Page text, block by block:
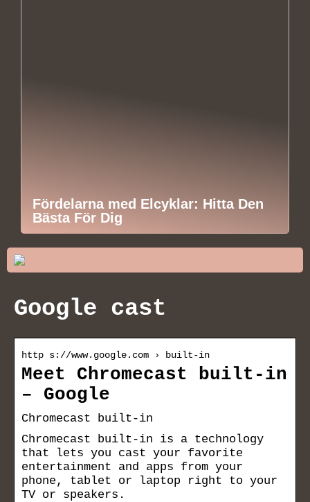
Fördelarna med Elcyklar: Hitta Den
Bästa För Dig
Google cast
http s://www.google.com › built-in
Meet Chromecast built-in
– Google
Chromecast built-in
Chromecast built-in is a technology
that lets you cast your favorite
entertainment and apps from your
phone, tablet or laptop right to your
TV or speakers.